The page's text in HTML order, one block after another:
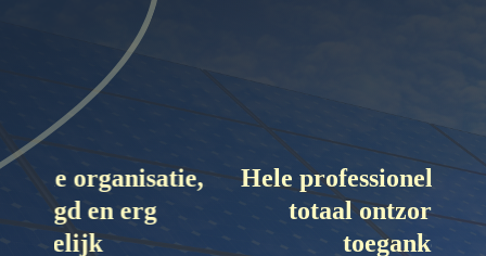
Hele professionele organisatie,
totaal ontzorgd en erg